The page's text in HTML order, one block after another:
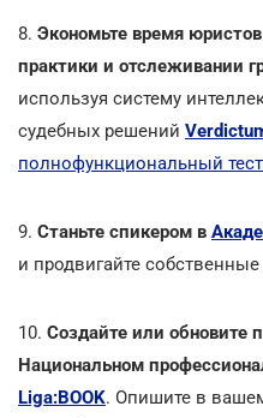
8. Экономьте время
практики и отслеживании
используя систему
судебных решений
полнофункциональный
9. Станьте спикером в
и продвигайте
10. Создайте или обновите
Национальном
Liga:BOOK. Опишите в